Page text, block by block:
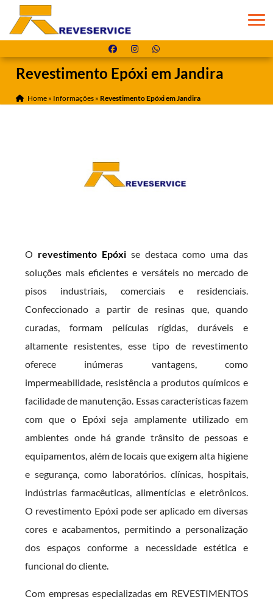
Revestimento Epóxi em Jandira
Home » Informações » Revestimento Epóxi em Jandira
O revestimento Epóxi se destaca como uma das
soluções mais eficientes e versáteis no mercado de
pisos industriais, comerciais e residenciais.
Confeccionado a partir de resinas que, quando
curadas, formam películas rígidas, duráveis e
altamente resistentes, esse tipo de revestimento
oferece inúmeras vantagens, como
impermeabilidade, resistência a produtos químicos e
facilidade de manutenção. Essas características fazem
com que o Epóxi seja amplamente utilizado em
ambientes onde há grande trânsito de pessoas e
equipamentos, além de locais que exigem alta higiene
e segurança, como laboratórios. clínicas, hospitais,
indústrias farmacêuticas, alimentícias e eletrônicos.
O revestimento Epóxi pode ser aplicado em diversas
cores e acabamentos, permitindo a personalização
dos espaços conforme a necessidade estética e
funcional do cliente.
Com empresas especializadas em REVESTIMENTOS